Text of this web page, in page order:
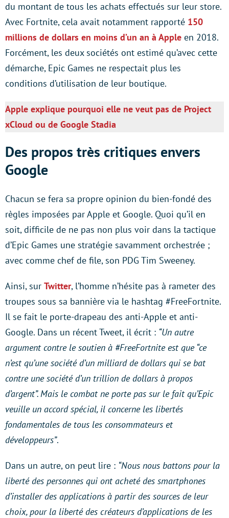
du montant de tous les achats effectués sur leur store.
Avec Fortnite, cela avait notamment rapporté 150
millions de dollars en moins d’un an à Apple en 2018.
Forcément, les deux sociétés ont estimé qu’avec cette
démarche, Epic Games ne respectait plus les
conditions d’utilisation de leur boutique.
Apple explique pourquoi elle ne veut pas de Project
xCloud ou de Google Stadia
Des propos très critiques envers
Google
Chacun se fera sa propre opinion du bien-fondé des
règles imposées par Apple et Google. Quoi qu’il en
soit, difficile de ne pas non plus voir dans la tactique
d’Epic Games une stratégie savamment orchestrée ;
avec comme chef de file, son PDG Tim Sweeney.
Ainsi, sur Twitter, l’homme n’hésite pas à rameter des
troupes sous sa bannière via le hashtag #FreeFortnite.
Il se fait le porte-drapeau des anti-Apple et anti-
Google. Dans un récent Tweet, il écrit : “Un autre
argument contre le soutien à #FreeFortnite est que “ce
n’est qu’une société d’un milliard de dollars qui se bat
contre une société d’un trillion de dollars à propos
d’argent”. Mais le combat ne porte pas sur le fait qu’Epic
veuille un accord spécial, il concerne les libertés
fondamentales de tous les consommateurs et
développeurs”.
Dans un autre, on peut lire : “Nous nous battons pour la
liberté des personnes qui ont acheté des smartphones
d’installer des applications à partir des sources de leur
choix, pour la liberté des créateurs d’applications de les